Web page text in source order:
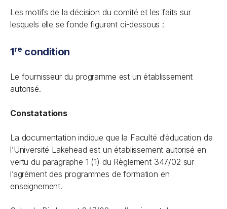
Les motifs de la décision du comité et les faits sur
lesquels elle se fonde figurent ci-dessous :
1re condition
Le fournisseur du programme est un établissement
autorisé.
Constatations
La documentation indique que la Faculté d’éducation de
l’Université Lakehead est un établissement autorisé en
vertu du paragraphe 1 (1) du Règlement 347/02 sur
l’agrément des programmes de formation en
enseignement.